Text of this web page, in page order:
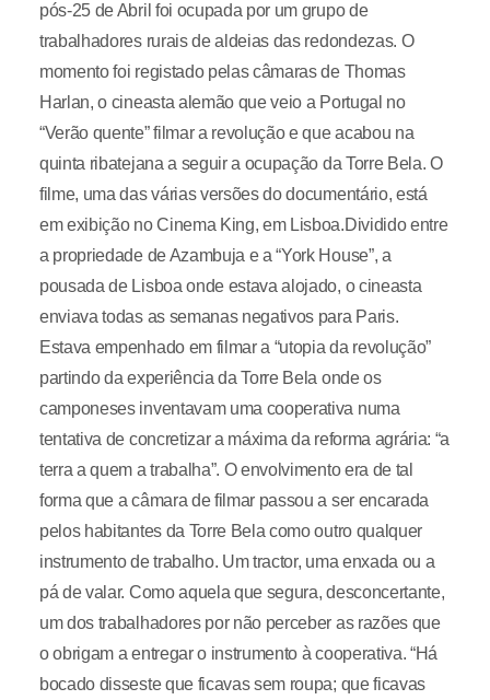
pós-25 de Abril foi ocupada por um grupo de
trabalhadores rurais de aldeias das redondezas. O
momento foi registado pelas câmaras de Thomas
Harlan, o cineasta alemão que veio a Portugal no
“Verão quente” filmar a revolução e que acabou na
quinta ribatejana a seguir a ocupação da Torre Bela. O
filme, uma das várias versões do documentário, está
em exibição no Cinema King, em Lisboa.Dividido entre
a propriedade de Azambuja e a “York House”, a
pousada de Lisboa onde estava alojado, o cineasta
enviava todas as semanas negativos para Paris.
Estava empenhado em filmar a “utopia da revolução”
partindo da experiência da Torre Bela onde os
camponeses inventavam uma cooperativa numa
tentativa de concretizar a máxima da reforma agrária: “a
terra a quem a trabalha”. O envolvimento era de tal
forma que a câmara de filmar passou a ser encarada
pelos habitantes da Torre Bela como outro qualquer
instrumento de trabalho. Um tractor, uma enxada ou a
pá de valar. Como aquela que segura, desconcertante,
um dos trabalhadores por não perceber as razões que
o obrigam a entregar o instrumento à cooperativa. “Há
bocado disseste que ficavas sem roupa; que ficavas